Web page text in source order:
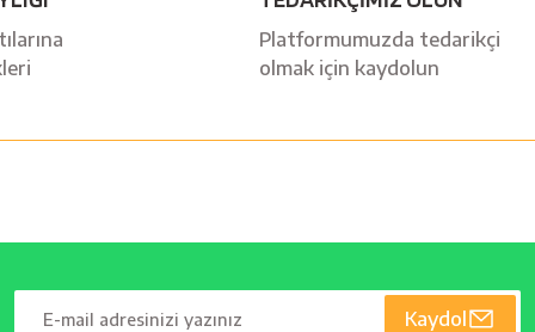
Platformumuzda tedarikçi
olmak için kaydolun
Kaydol